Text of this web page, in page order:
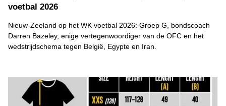
voetbal 2026
Nieuw-Zeeland op het WK voetbal 2026: Groep G, bondscoach
Darren Bazeley, enige vertegenwoordiger van de OFC en het
wedstrijdschema tegen België, Egypte en Iran.